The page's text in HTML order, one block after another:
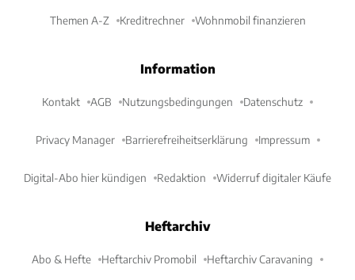
Themen A-Z Kreditrechner Wohnmobil finanzieren
Information
Kontakt AGB Nutzungsbedingungen Datenschutz
Privacy Manager Barrierefreiheitserklärung Impressum
Digital-Abo hier kündigen Redaktion Widerruf digitaler Käufe
Heftarchiv
Abo & Hefte Heftarchiv Promobil Heftarchiv Caravaning